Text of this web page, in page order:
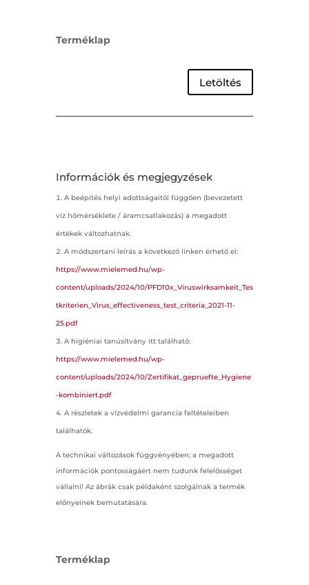
Terméklap
Letöltés
Információk és megjegyzések
A beépítés helyi adottságaitól függően (bevezetett
víz hőmérséklete / áramcsatlakozás) a megadott
értékek változhatnak.
A módszertani leírás a következő linken érhető el:
https://www.mielemed.hu/wp-
content/uploads/2024/10/PFD10x_Viruswirksamkeit_Tes
tkriterien_Virus_effectiveness_test_criteria_2021-11-
25.pdf
A higiéniai tanúsítvány itt található:
https://www.mielemed.hu/wp-
content/uploads/2024/10/Zertifikat_gepruefte_Hygiene
-kombiniert.pdf
A részletek a vízvédelmi garancia feltételeiben
találhatók.
A technikai változások függvényében; a megadott
információk pontosságáért nem tudunk felelősséget
vállalni! Az ábrák csak példaként szolgálnak a termék
előnyeinek bemutatására.
Terméklap